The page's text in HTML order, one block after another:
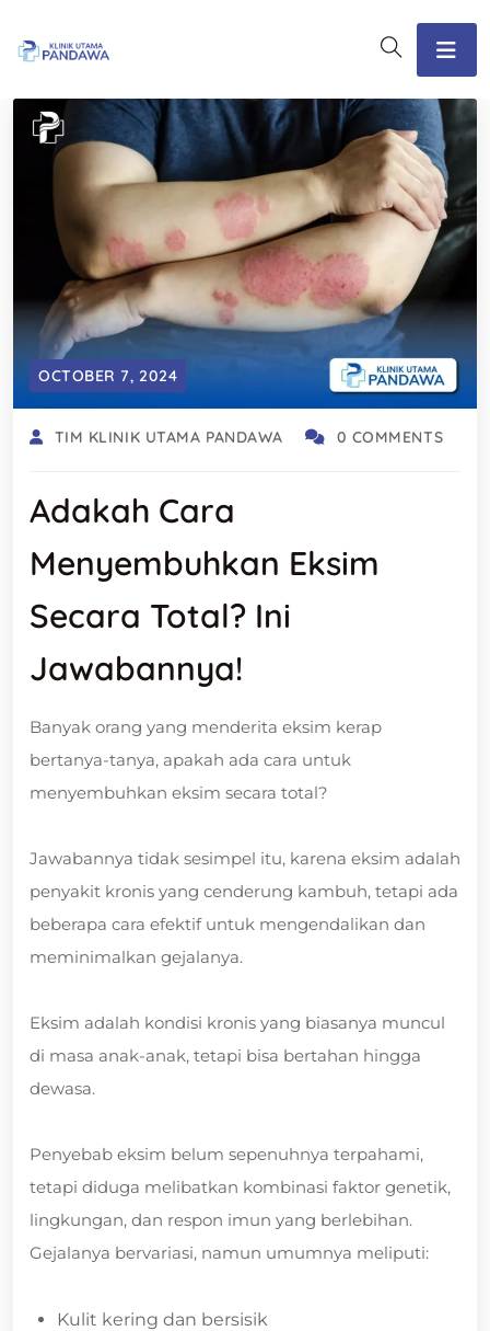
OCTOBER 7, 2024
TIM KLINIK UTAMA PANDAWA 0 COMMENTS
Adakah Cara
Menyembuhkan Eksim
Secara Total? Ini
Jawabannya!
Banyak orang yang menderita eksim kerap
bertanya-tanya, apakah ada cara untuk
menyembuhkan eksim secara total?
Jawabannya tidak sesimpel itu, karena eksim adalah
penyakit kronis yang cenderung kambuh, tetapi ada
beberapa cara efektif untuk mengendalikan dan
meminimalkan gejalanya.
Eksim adalah kondisi kronis yang biasanya muncul
di masa anak-anak, tetapi bisa bertahan hingga
dewasa.
Penyebab eksim belum sepenuhnya terpahami,
tetapi diduga melibatkan kombinasi faktor genetik,
lingkungan, dan respon imun yang berlebihan.
Gejalanya bervariasi, namun umumnya meliputi:
Kulit kering dan bersisik